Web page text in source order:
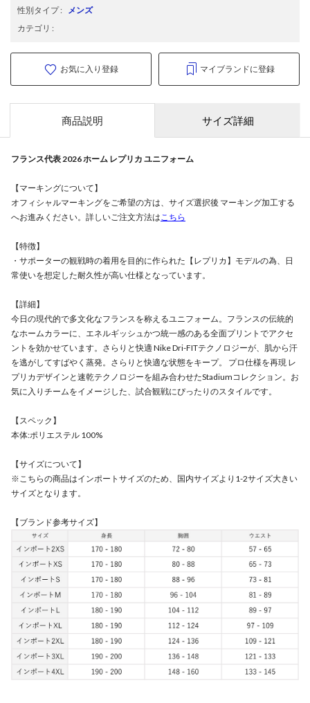
性別タイプ:
メンズ
カテゴリ :
お気に入り登録 マイブランドに登録
商品説明 サイズ詳細
フランス代表 2026 ホーム レプリカ ユニフォーム
【マーキングについて】
オフィシャルマーキングをご希望の方は、サイズ選択後 マーキング加工する
へお進みください。詳しいご注文方法は こちら
【特徴】
・サポーターの観戦時の着用を目的に作られた【レプリカ】モデルの為、日
常使いを想定した耐久性が高い仕様となっています。
【詳細】
今日の現代的で多文化なフランスを称えるユニフォーム。フランスの伝統的
なホームカラーに、エネルギッシュかつ統一感のある全面プリントでアクセ
ントを効かせています。さらりと快適 Nike Dri-FITテクノロジーが、肌から汗
を逃がしてすばやく蒸発。さらりと快適な状態をキープ。 プロ仕様を再現 レ
プリカデザインと速乾テクノロジーを組み合わせたStadiumコレクション。お
気に入りチームをイメージした、試合観戦にぴったりのスタイルです。
【スペック】
本体:ポリエステル 100%
【サイズについて】
※こちらの商品はインポートサイズのため、国内サイズより1-2サイズ大きい
サイズとなります。
【ブランド参考サイズ】